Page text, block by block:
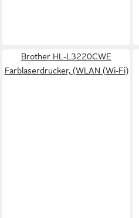
Brother HL-L3220CWE
Farblaserdrucker, (WLAN (Wi-Fi)